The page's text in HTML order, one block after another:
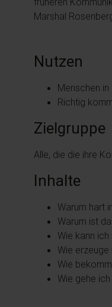
Marshal
Nutzen
Menschen
Richtig
Zielgruppe
Alle, die die ihre
Inhalte
Warum hart
Warum ist
Wie kann
Wie
Wie
Wie gehe